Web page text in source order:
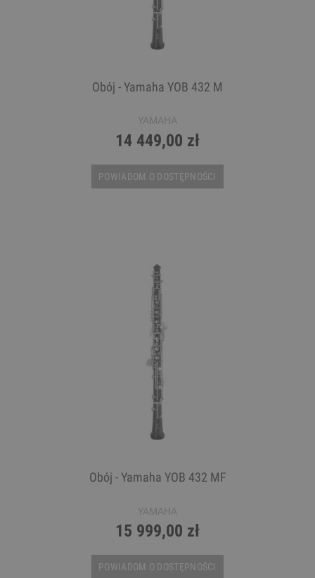
Obój - Yamaha YOB 432 M
YAMAHA
14 449,00 zł
POWIADOM O DOSTĘPNOŚCI
Obój - Yamaha YOB 432 MF
YAMAHA
15 999,00 zł
POWIADOM O DOSTĘPNOŚCI